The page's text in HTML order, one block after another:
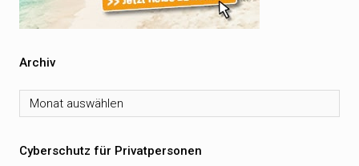
Archiv
Archiv
Cyberschutz für Privatpersonen